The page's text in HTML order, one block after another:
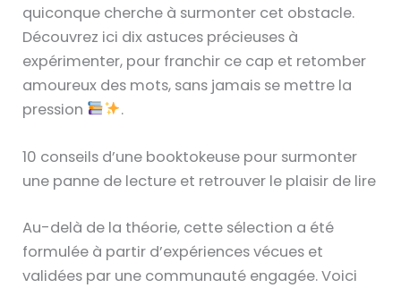
quiconque cherche à surmonter cet obstacle.
Découvrez ici dix astuces précieuses à
expérimenter, pour franchir ce cap et retomber
amoureux des mots, sans jamais se mettre la
pression
.
10 conseils d’une booktokeuse pour surmonter
une panne de lecture et retrouver le plaisir de lire
Au-delà de la théorie, cette sélection a été
formulée à partir d’expériences vécues et
validées par une communauté engagée. Voici